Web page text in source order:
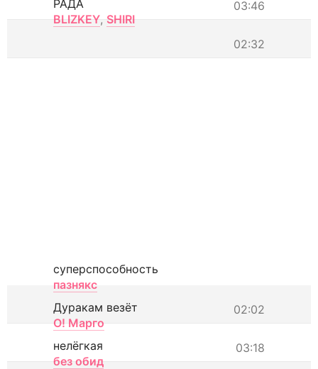
03:46
РАДА
BLIZKEY, SHIRI
02:32
суперспособность
пазнякс
02:02
Дуракам везёт
О! Марго
03:18
нелёгкая
без обид